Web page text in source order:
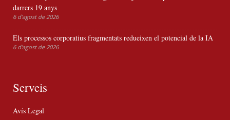
darrers 19 anys
6 d'agost de 2026
Els processos corporatius fragmentats redueixen el potencial de la IA
6 d'agost de 2026
Serveis
Avís Legal